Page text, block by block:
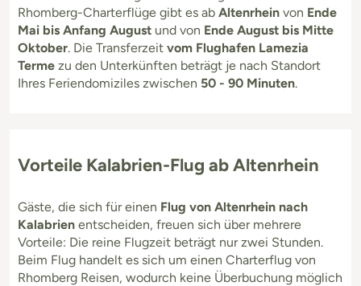
Rhomberg-Charterflüge gibt es ab Altenrhein von Ende
Mai bis Anfang August und von Ende August bis Mitte
Oktober. Die Transferzeit vom Flughafen Lamezia
Terme zu den Unterkünften beträgt je nach Standort
Ihres Feriendomiziles zwischen 50 - 90 Minuten.
Vorteile Kalabrien-Flug ab Altenrhein
Gäste, die sich für einen Flug von Altenrhein nach
Kalabrien entscheiden, freuen sich über mehrere
Vorteile: Die reine Flugzeit beträgt nur zwei Stunden.
Beim Flug handelt es sich um einen Charterflug von
Rhomberg Reisen, wodurch keine Überbuchung möglich